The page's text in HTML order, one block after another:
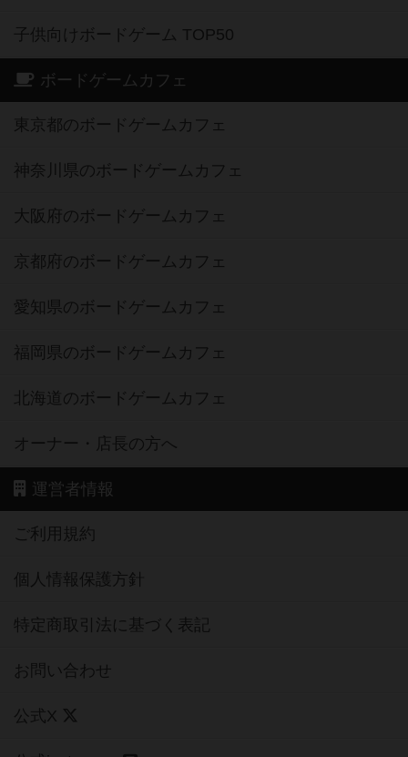
子供向けボードゲーム TOP50
ボードゲームカフェ
東京都のボードゲームカフェ
神奈川県のボードゲームカフェ
大阪府のボードゲームカフェ
京都府のボードゲームカフェ
愛知県のボードゲームカフェ
福岡県のボードゲームカフェ
北海道のボードゲームカフェ
オーナー・店長の方へ
運営者情報
ご利用規約
個人情報保護方針
特定商取引法に基づく表記
お問い合わせ
公式X